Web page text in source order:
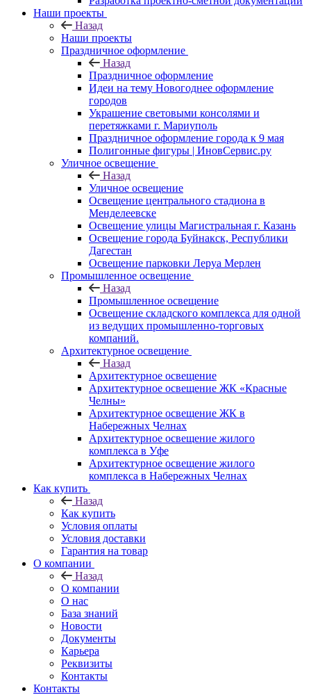
Наши проекты
Назад
Наши проекты
Праздничное оформление
Назад
Праздничное оформление
Идеи на тему Новогоднее оформление
городов
Украшение световыми консолями и
перетяжками г. Мариуполь
Праздничное оформление города к 9 мая
Полигонные фигуры | ИновСервис.ру
Уличное освещение
Назад
Уличное освещение
Освещение центрального стадиона в
Менделеевске
Освещение улицы Магистральная г. Казань
Освещение города Буйнакск, Республики
Дагестан
Освещение парковки Леруа Мерлен
Промышленное освещение
Назад
Промышленное освещение
Освещение складского комплекса для одной
из ведущих промышленно-торговых
компаний.
Архитектурное освещение
Назад
Архитектурное освещение
Архитектурное освещение ЖК «Красные
Челны»
Архитектурное освещение ЖК в
Набережных Челнах
Архитектурное освещение жилого
комплекса в Уфе
Архитектурное освещение жилого
комплекса в Набережных Челнах
Как купить
Назад
Как купить
Условия оплаты
Условия доставки
Гарантия на товар
О компании
Назад
О компании
О нас
База знаний
Новости
Документы
Карьера
Реквизиты
Контакты
Контакты